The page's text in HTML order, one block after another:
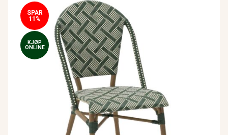
SPAR
11%
KJØP
ONLINE